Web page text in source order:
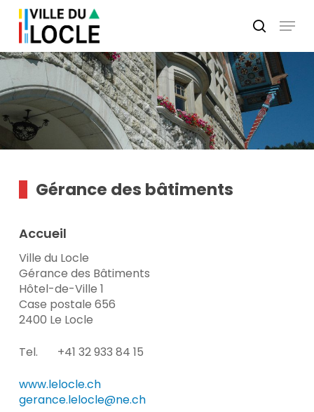
Skip
main
content
search
Menu
Gérance des bâtiments
Accueil
Ville du Locle
Gérance des Bâtiments
Hôtel-de-Ville 1
Case postale 656
2400 Le Locle
Tel. +41 32 933 84 15
www.lelocle.ch
gerance.lelocle@ne.ch
Menu